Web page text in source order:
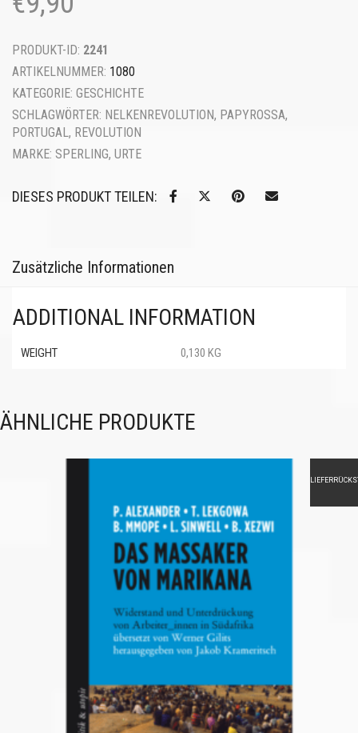
PRODUKT-ID: 2241
ARTIKELNUMMER: 1080
KATEGORIE: GESCHICHTE
SCHLAGWÖRTER: NELKENREVOLUTION, PAPYROSSA,
PORTUGAL, REVOLUTION
MARKE: SPERLING, URTE
DIESES PRODUKT TEILEN:
Zusätzliche Informationen
ADDITIONAL INFORMATION
WEIGHT 0,130 KG
ÄHNLICHE PRODUKTE